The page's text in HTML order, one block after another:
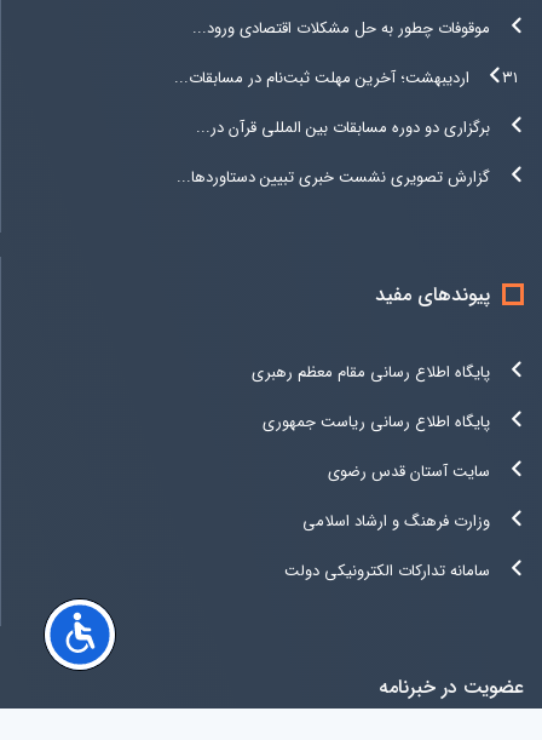
موقوفات چطور به حل مشکلات اقتصادی ورود...
۳۱ اردیبهشت؛ آخرین مهلت ثبت‌نام در مسابقات...
برگزاری دو دوره مسابقات بین المللی قرآن در...
گزارش تصویری نشست خبری تبیین دستاوردها...
پیوندهای مفید
پایگاه اطلاع رسانی مقام معظم رهبری
پایگاه اطلاع رسانی ریاست جمهوری
سایت آستان قدس رضوی
وزارت فرهنگ و ارشاد اسلامی
سامانه تدارکات الکترونیکی دولت
عضویت در خبرنامه